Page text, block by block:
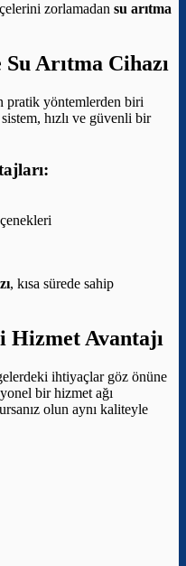
zorlamadan su arıtma
Arıtma Cihazı
pratik yöntemlerden biri
hızlı ve güvenli bir
, kısa sürede sahip
Hizmet Avantajı
ihtiyaçlar göz önüne
bir hizmet ağı
olun aynı kaliteyle